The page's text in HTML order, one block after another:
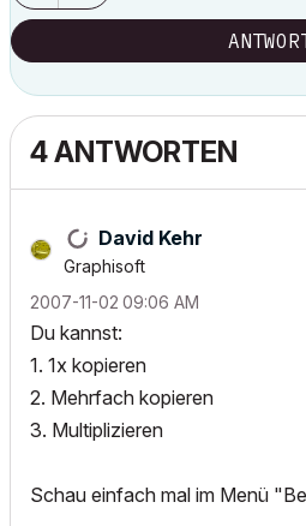
4 ANTWORTEN
David Kehr
Graphisoft
‎2007-11-02 09:06 AM
Du kannst:
1. 1x kopieren
2. Mehrfach kopieren
3. Multiplizieren
Schau einfach mal im Menü